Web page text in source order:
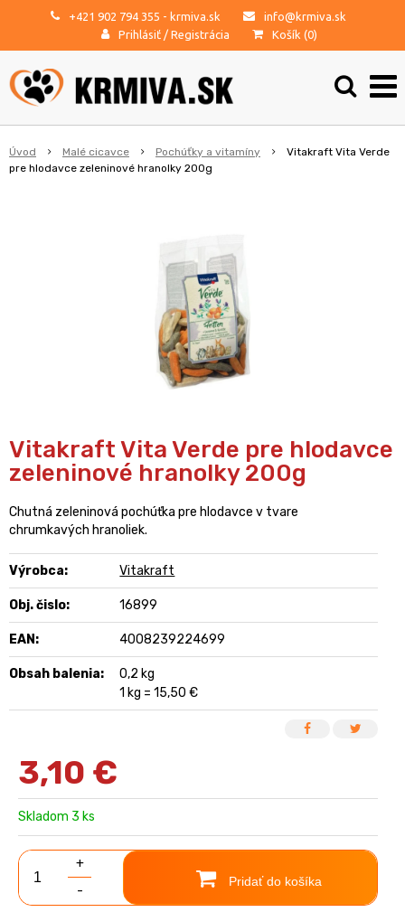
+421 902 794 355 - krmiva.sk
info@krmiva.sk
Prihlásiť / Registrácia Košík (0)
Úvod Malé cicavce Pochúťky a vitamíny
Vitakraft Vita Verde
pre hlodavce zeleninové hranolky 200g
Vitakraft Vita Verde pre hlodavce
zeleninové hranolky 200g
Chutná zeleninová pochúťka pre hlodavce v tvare
chrumkavých hranoliek.
Výrobca: Vitakraft
Obj. čislo: 16899
EAN: 4008239224699
Obsah balenia:
0,2 kg
1 kg = 15,50 €
3,10 €
Skladom 3 ks
+
-
Pridať do košíka